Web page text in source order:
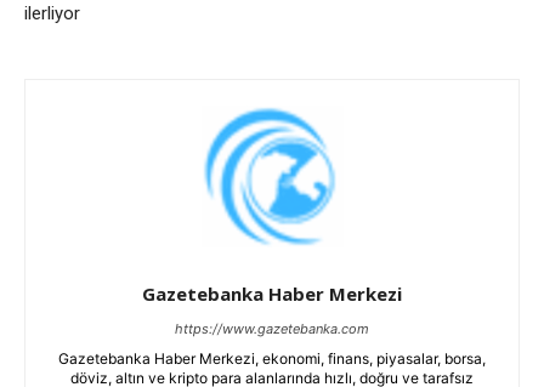
ilerliyor
Gazetebanka Haber Merkezi
https://www.gazetebanka.com
Gazetebanka Haber Merkezi, ekonomi, finans, piyasalar, borsa,
döviz, altın ve kripto para alanlarında hızlı, doğru ve tarafsız